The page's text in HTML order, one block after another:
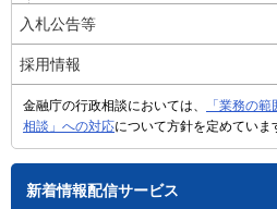
入札公告等
採用情報
金融庁の行政相談においては、
「業務の
相談」への対応について方針を定めていま
新着情報配信サービス